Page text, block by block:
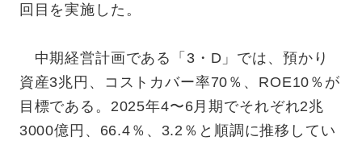
回目を実施した。
中期経営計画である「3・D」では、預かり
資産3兆円、コストカバー率70％、ROE10％が
目標である。2025年4〜6月期でそれぞれ2兆
3000億円、66.4％、3.2％と順調に推移してい